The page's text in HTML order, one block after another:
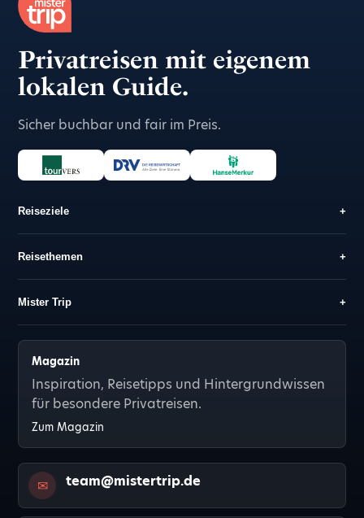
Privatreisen mit eigenem
lokalen Guide.
Sicher buchbar und fair im Preis.
Reiseziele +
Reisethemen +
Mister Trip +
Magazin
Inspiration, Reisetipps und Hintergrundwissen
für besondere Privatreisen.
Zum Magazin
✉ team@mistertrip.de